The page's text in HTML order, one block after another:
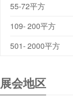
55-72平方
109- 200平方
501- 2000平方
展会地区